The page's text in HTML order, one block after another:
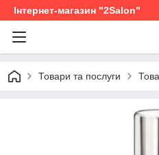
Інтернет-магазин "2Salon"
Товари та послуги